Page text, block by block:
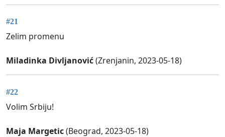
#21
Zelim promenu
Miladinka Divljanović(Zrenjanin, 2023-05-18)
#22
Volim Srbiju!
Maja Margetic(Beograd, 2023-05-18)